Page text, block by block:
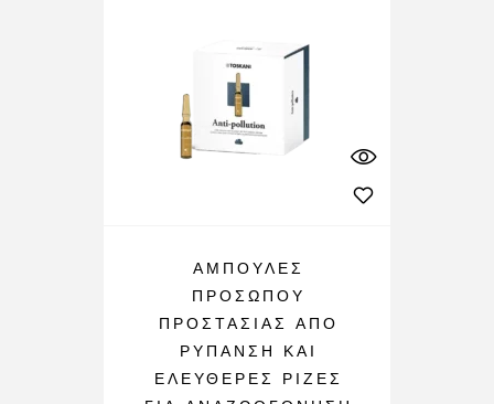
ΑΜΠΟΎΛΕΣ
ΠΡΟΣΏΠΟΥ
ΠΡΟΣΤΑΣΊΑΣ ΑΠΌ
ΡΎΠΑΝΣΗ ΚΑΙ
ΕΛΕΎΘΕΡΕΣ ΡΊΖΕΣ